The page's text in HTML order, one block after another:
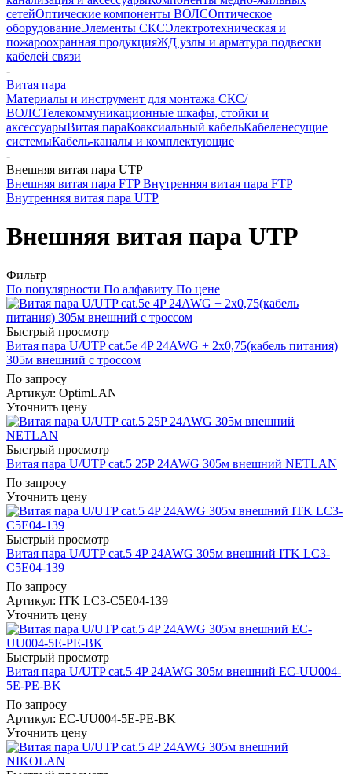
сетейОптические компоненты ВОЛСОптическое
оборудованиеЭлементы СКСЭлектротехническая и
пожароохранная продукцияЖД узлы и арматура подвески
кабелей связи
-
Витая пара
Материалы и инструмент для монтажа СКС/
ВОЛСТелекоммуникационные шкафы, стойки и
аксессуарыВитая параКоаксиальный кабельКабеленесущие
системыКабель-каналы и комплектующие
-
Внешняя витая пара UTP
Внешняя витая пара FTPВнутренняя витая пара FTP
Внутренняя витая пара UTP
Внешняя витая пара UTP
Фильтр
По популярности По алфавиту По цене
Быстрый просмотр
Витая пара U/UTP cat.5e 4P 24AWG + 2x0,75(кабель питания)
305м внешний с троссом
По запросу
Артикул: OptimLAN
Уточнить цену
Быстрый просмотр
Витая пара U/UTP cat.5 25P 24AWG 305м внешний NETLAN
По запросу
Уточнить цену
Быстрый просмотр
Витая пара U/UTP cat.5 4P 24AWG 305м внешний ITK LC3-
C5E04-139
По запросу
Артикул: ITK LC3-C5E04-139
Уточнить цену
Быстрый просмотр
Витая пара U/UTP cat.5 4P 24AWG 305м внешний EC-UU004-
5E-PE-BK
По запросу
Артикул: EC-UU004-5E-PE-BK
Уточнить цену